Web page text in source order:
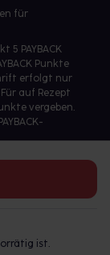
ist.
für
5 PAYBACK
Punkte
erfolgt nur
auf Rezept
vergeben.
GmbH &